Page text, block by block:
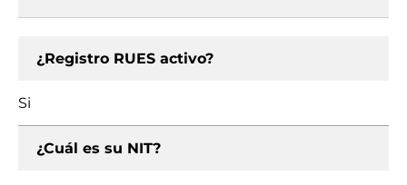
¿Registro RUES activo?
Si
¿Cuál es su NIT?